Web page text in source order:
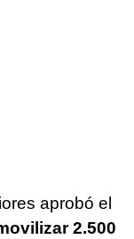
aprobó el
2.500